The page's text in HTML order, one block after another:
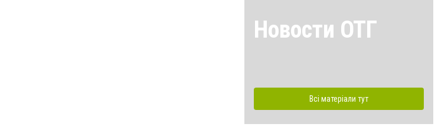
Новости ОТГ
Всі матеріали тут